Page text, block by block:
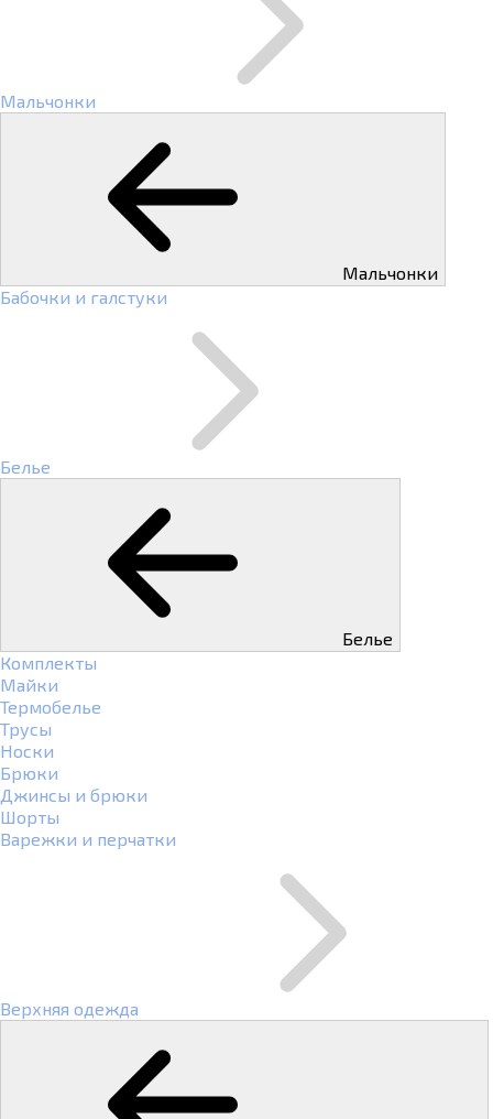
Мальчонки
Мальчонки
Бабочки и галстуки
Белье
Белье
Комплекты
Майки
Термобелье
Трусы
Носки
Брюки
Джинсы и брюки
Шорты
Варежки и перчатки
Верхняя одежда